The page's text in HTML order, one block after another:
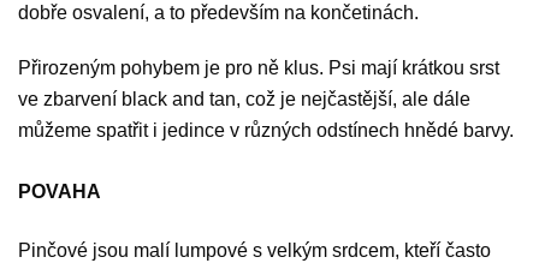
dobře osvalení, a to především na končetinách.
Přirozeným pohybem je pro ně klus. Psi mají krátkou srst
ve zbarvení black and tan, což je nejčastější, ale dále
můžeme spatřit i jedince v různých odstínech hnědé barvy.
POVAHA
Pinčové jsou malí lumpové s velkým srdcem, kteří často